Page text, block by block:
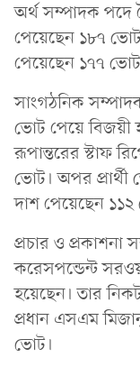
অর্থ সম্পাদক পদে
পেয়েছেন ১৮৭ ভোট
পেয়েছেন ১৭৭
সাংগঠনিক
ভোট পেয়ে বিজয়ী
রূপান্তরের স্টাফ
ভোট। অপর প্রার্থী
দাশ পেয়েছেন
প্রচার ও
করেসপন্ডেন্ট
হয়েছেন। তার
প্রধান এসএম
ভোট।